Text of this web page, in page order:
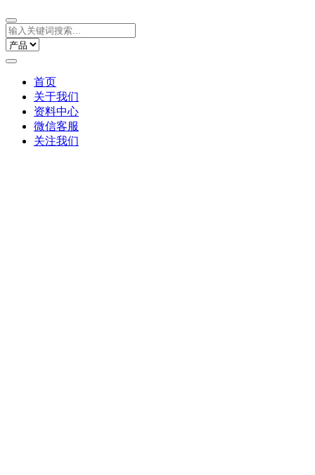
首页
关于我们
资料中心
微信客服
关注我们